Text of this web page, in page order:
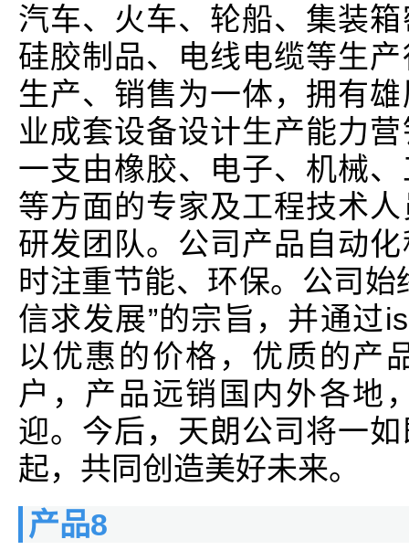
汽车、火车、轮船、集装
硅胶制品、电线电缆等生
生产、销售为一体，拥有
业成套设备设计生产能力
一支由橡胶、电子、机械
等方面的专家及工程技术
研发团队。公司产品自动
时注重节能、环保。公司
信求发展”的宗旨，并通过
以优惠的价格，优质的产
户，产品远销国内外各地
迎。今后，天朗公司将一
起，共同创造美好未来。
产品8